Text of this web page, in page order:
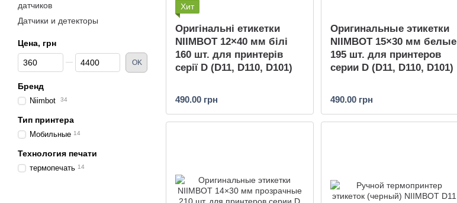
Хит
Оригінальні етикетки
NIIMBOT 12×40 мм білі
160 шт. для принтерів
серії D (D11, D110, D101)
490.00 грн
Оригинальные этикетки
NIIMBOT 15×30 мм белые
195 шт. для принтеров
серии D (D11, D110, D101)
490.00 грн
датчиков
Датчики и детекторы
Цена, грн
От Цена, грн
До Цена, грн OK
Бренд
Niimbot 34
Тип принтера
Мобильные 14
Технология печати
термопечать 14